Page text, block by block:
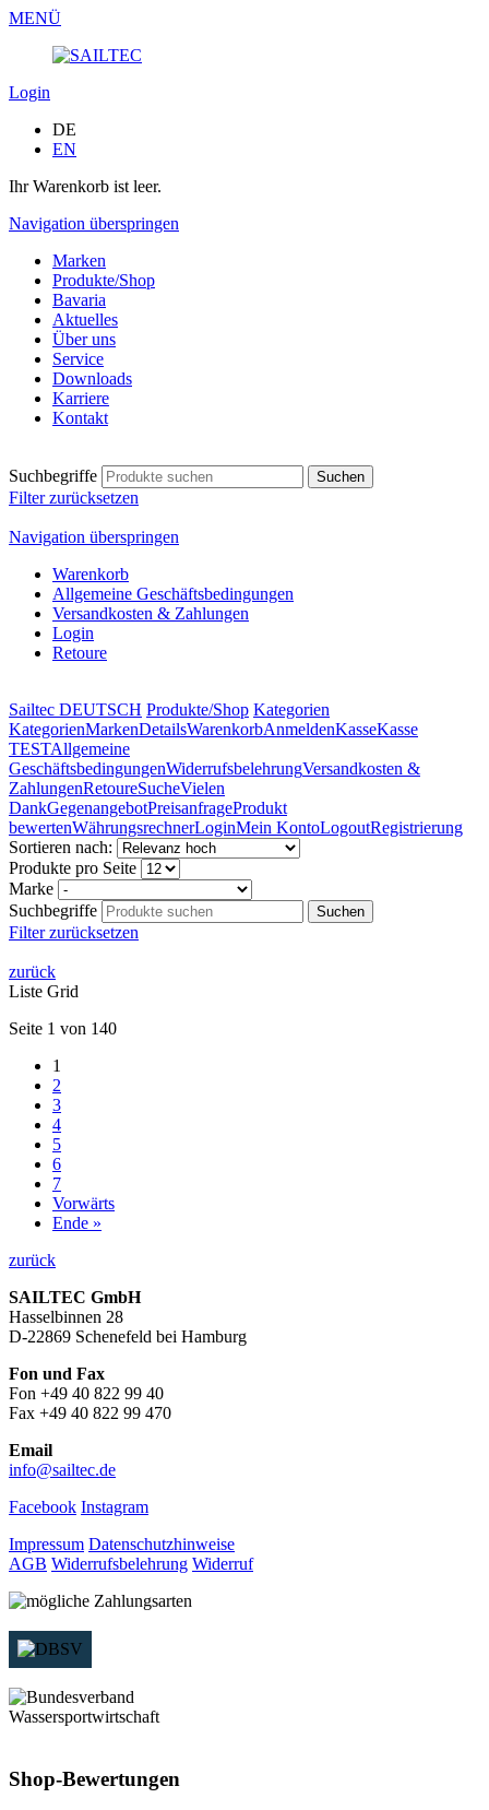
MENÜ
Login
DE
EN
Ihr Warenkorb ist leer.
Navigation überspringen
Marken
Produkte/Shop
Bavaria
Aktuelles
Über uns
Service
Downloads
Karriere
Kontakt
Suchbegriffe
Filter zurücksetzen
Navigation überspringen
Warenkorb
Allgemeine Geschäftsbedingungen
Versandkosten & Zahlungen
Login
Retoure
Sailtec DEUTSCH Produkte/Shop Kategorien
KategorienMarkenDetailsWarenkorbAnmeldenKasseKasse
TESTAllgemeine
GeschäftsbedingungenWiderrufsbelehrungVersandkosten &
ZahlungenRetoureSucheVielen
DankGegenangebotPreisanfrageProdukt
bewertenWährungsrechnerLoginMein KontoLogoutRegistrierung
Sortieren nach:
Produkte pro Seite
Marke
Suchbegriffe
Filter zurücksetzen
zurück
Liste Grid
Seite 1 von 140
1
2
3
4
5
6
7
Vorwärts
Ende »
zurück
SAILTEC GmbH
Hasselbinnen 28
D-22869 Schenefeld bei Hamburg
Fon und Fax
Fon +49 40 822 99 40
Fax +49 40 822 99 470
Email
info@sailtec.de
Facebook Instagram
Impressum Datenschutzhinweise
AGB Widerrufsbelehrung Widerruf
Shop-Bewertungen